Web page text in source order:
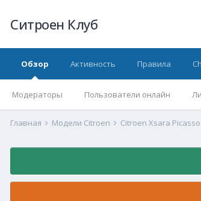
Ситроен Клуб
Обзор
Модераторы Пользователи онлайн
Активность Правила
Главная Модели Citroen Citroen Xsara Picasso